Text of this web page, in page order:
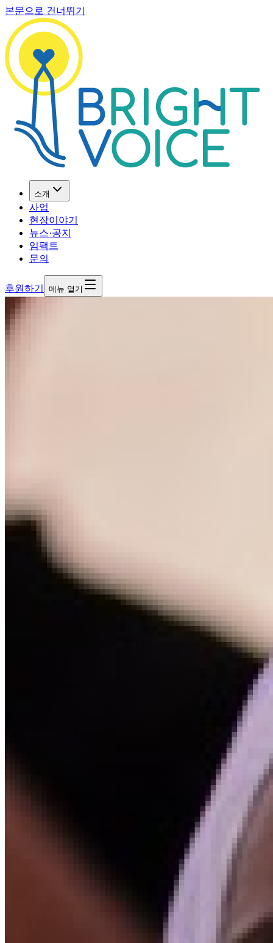
본문으로 건너뛰기
소개
사업
현장이야기
뉴스·공지
임팩트
문의
후원하기 메뉴 열기